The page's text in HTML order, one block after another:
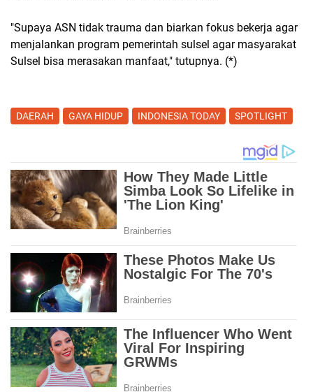
"Supaya ASN tidak trauma dan biarkan fokus bekerja agar
menjalankan program pemerintah sulsel agar masyarakat
Sulsel bisa merasakan manfaat," tutupnya. (*)
DAERAH GAYA HIDUP INDONESIA TODAY SPOTLIGHT